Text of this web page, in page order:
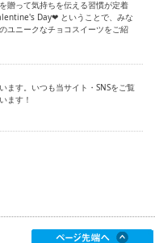
贈って気持ちを伝える習慣が定着
Day❤ ということで、みな
ユニークなチョコスイーツをご紹
ます。いつも当サイト・SNSをご覧
ます！